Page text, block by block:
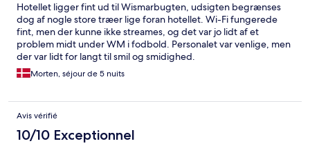
Hotellet ligger fint ud til Wismarbugten, udsigten begrænses
dog af nogle store træer lige foran hotellet. Wi-Fi fungerede
fint, men der kunne ikke streames, og det var jo lidt af et
problem midt under WM i fodbold. Personalet var venlige, men
der var lidt for langt til smil og smidighed.
Morten, séjour de 5 nuits
Avis vérifié
10/10 Exceptionnel